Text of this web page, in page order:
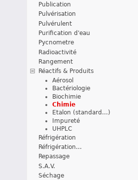
Publication
Pulvérisation
Pulvérulent
Purification d'eau
Pycnometre
Radioactivité
Rangement
Réactifs & Produits
Aérosol
Bactériologie
Biochimie
Chimie
Etalon (standard...)
Impureté
UHPLC
Réfrigération
Réfrigération...
Repassage
S.A.V.
Séchage